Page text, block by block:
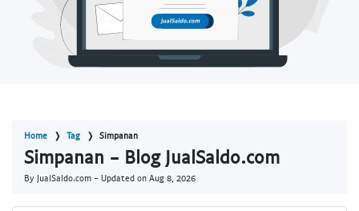
Home Tag Simpanan
Simpanan - Blog JualSaldo.com
By JualSaldo.com - Updated on Aug 8, 2026